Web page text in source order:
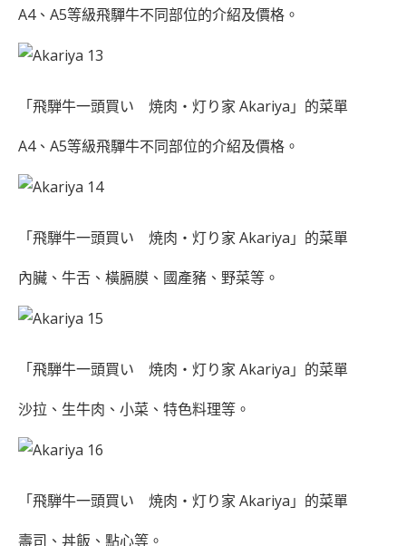
A4、A5等級飛驒牛不同部位的介紹及價格。
「飛騨牛一頭買い 焼肉・灯り家 Akariya」的菜單
A4、A5等級飛驒牛不同部位的介紹及價格。
「飛騨牛一頭買い 焼肉・灯り家 Akariya」的菜單
內臟、牛舌、橫膈膜、國產豬、野菜等。
「飛騨牛一頭買い 焼肉・灯り家 Akariya」的菜單
沙拉、生牛肉、小菜、特色料理等。
「飛騨牛一頭買い 焼肉・灯り家 Akariya」的菜單
壽司、丼飯、點心等。